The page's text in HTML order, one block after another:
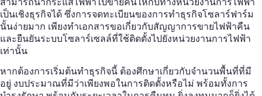
สามารถนำกระแสไฟฟ้าไปขายคืนให้กับทางหน่วยงานการไฟฟ้า
เป็นเชิงธุรกิจได้ ซึ่งการจดทะเบียนของการทำธุรกิจโซลาร์ฟาร์ม
นั้นง่ายมาก เพียงทำเอกสารขอเกี่ยวกับสัญญาการขายไฟฟ้าคืน
และยืนยันระบบโซลาร์เซลล์ที่ใช้ติดตั้งไปยังหน่วยงานการไฟฟ้า
เท่านั้น
หากต้องการเริ่มต้นทำธุรกิจนี้ ต้องศึกษาเกี่ยวกับจำนวนพื้นที่ที่มี
อยู่ งบประมาณที่มีว่าเพียงพอในการติดตั้งหรือไม่ พร้อมทั้งการ